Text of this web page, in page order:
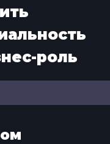
роль